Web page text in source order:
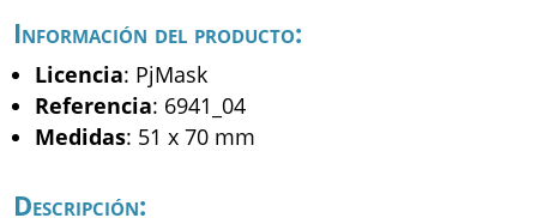
Información del producto:
Licencia: PjMask
Referencia: 6941_04
Medidas: 51 x 70 mm
Descripción: